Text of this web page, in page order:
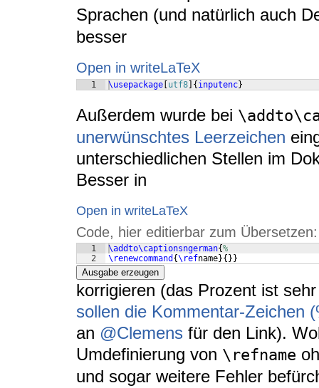
Sprachen (und natürlich auch
besser
Open in writeLaTeX
1 \usepackage utf8 { inputenc}
Außerdem wurde bei
unerwünschtes Leerzeichen
unterschiedlichen Stellen im
Besser in
Open in writeLaTeX
Code, hier editierbar zum Übersetzen:
1
2
\addto\captionsngerman{%
\renewcommand {\refname}{ }}
Ausgabe erzeugen
korrigieren (das Prozent ist
sollen die Kommentar-Zeichen
an @Clemens für den Link).
Umdefinierung von \refname
und sogar weitere Fehler